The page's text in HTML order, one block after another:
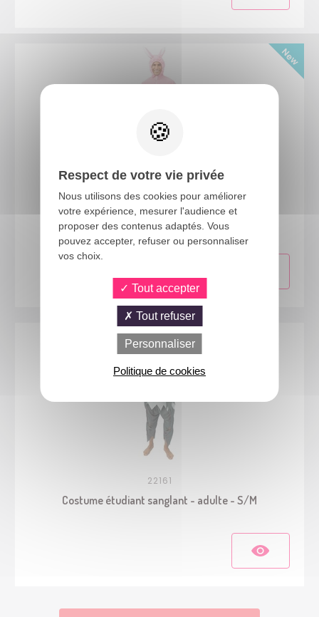
24747
Costume lapin - rose - adulte - XS
22161
Costume étudiant sanglant - adulte - S/M
Respect de votre vie privée
Nous utilisons des cookies pour améliorer
votre expérience, mesurer l'audience et
proposer des contenus adaptés. Vous
pouvez accepter, refuser ou personnaliser
vos choix.
Tout accepter
Tout refuser
Personnaliser
Politique de cookies